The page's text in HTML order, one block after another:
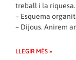
treball i la riquesa.
– Esquema
– Dijous. Anirem
LLEGIR MÉS »